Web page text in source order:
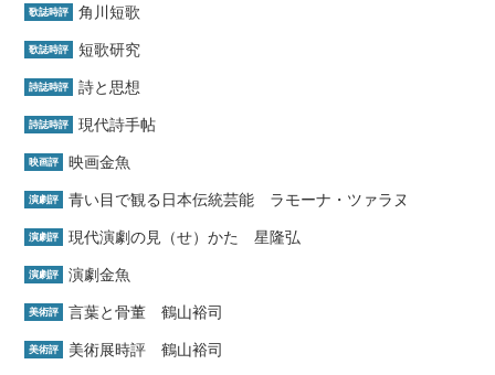
歌誌時評 角川短歌
歌誌時評 短歌研究
詩誌時評 詩と思想
詩誌時評 現代詩手帖
映画評 映画金魚
演劇評 青い目で観る日本伝統芸能 ラモーナ・ツァラヌ
演劇評 現代演劇の見（せ）かた 星隆弘
演劇評 演劇金魚
美術評 言葉と骨董 鶴山裕司
美術評 美術展時評 鶴山裕司